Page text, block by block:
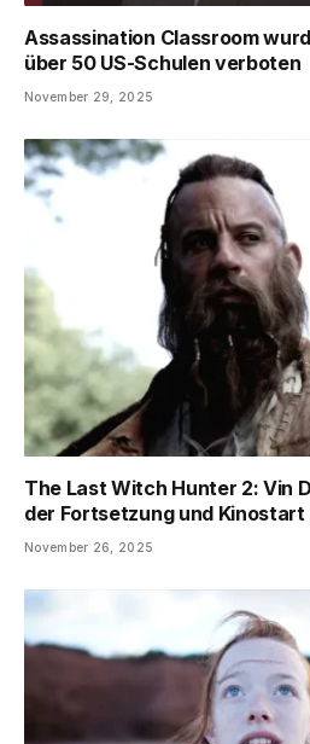
Assassination Classroom
über 50 US-Schulen verboten
November 29, 2025
The Last Witch Hunter 2: Vin
der Fortsetzung und Kinostart
November 26, 2025